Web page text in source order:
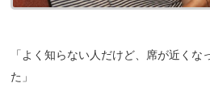
「よく知らない人だけど、席が近くな
た」